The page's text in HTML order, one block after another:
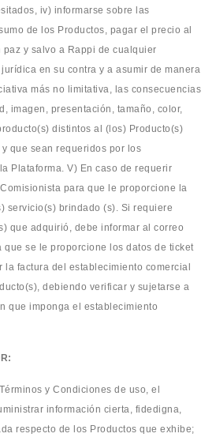
iv) informarse sobre las
de los Productos, pagar el precio al
y salvo a Rappi de cualquier
en su contra y a asumir de manera
más no limitativa, las consecuencias
imagen, presentación, tamaño, color,
distintos al (los) Producto(s)
que sean requeridos por los
Plataforma. V) En caso de requerir
para que le proporcione la
servicio(s) brindado (s). Si requiere
que adquirió, debe informar al correo
que se le proporcione los datos de ticket
la factura del establecimiento comercial
debiendo verificar y sujetarse a
que imponga el establecimiento
y Condiciones de uso, el
información cierta, fidedigna,
respecto de los Productos que exhibe;